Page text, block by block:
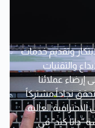
وتقديم خدمات
والتقنيات
إرضاء عملائنا
نجاحاً مشتركاً
العالية
"داتا كيد" في